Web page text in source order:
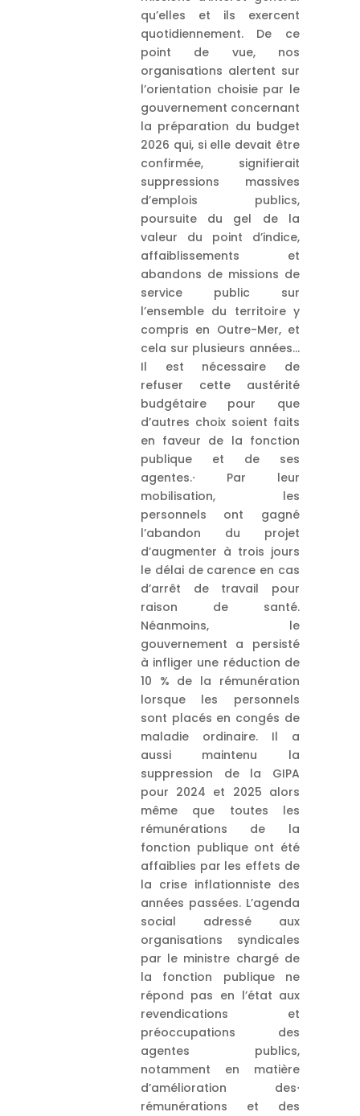
qu’elles et ils exercent
quotidiennement. De ce
point de vue, nos
organisations alertent sur
l’orientation choisie par le
gouvernement concernant
la préparation du budget
2026 qui, si elle devait être
confirmée, signifierait
suppressions massives
d’emplois publics,
poursuite du gel de la
valeur du point d’indice,
affaiblissements et
abandons de missions de
service public sur
l’ensemble du territoire y
compris en Outre-Mer, et
cela sur plusieurs années…
Il est nécessaire de
refuser cette austérité
budgétaire pour que
d’autres choix soient faits
en faveur de la fonction
publique et de ses
agentes.⋅ Par leur
mobilisation, les
personnels ont gagné
l’abandon du projet
d’augmenter à trois jours
le délai de carence en cas
d’arrêt de travail pour
raison de santé.
Néanmoins, le
gouvernement a persisté
à infliger une réduction de
10 % de la rémunération
lorsque les personnels
sont placés en congés de
maladie ordinaire. Il a
aussi maintenu la
suppression de la GIPA
pour 2024 et 2025 alors
même que toutes les
rémunérations de la
fonction publique ont été
affaiblies par les effets de
la crise inflationniste des
années passées. L’agenda
social adressé aux
organisations syndicales
par le ministre chargé de
la fonction publique ne
répond pas en l’état aux
revendications et
préoccupations des
agentes publics,
notamment en matière
d’amélioration des⋅
rémunérations et des